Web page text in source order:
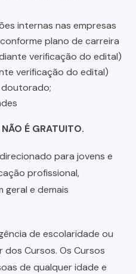
internas nas empresas
plano de carreira
verificação do edital)
verificação do edital)
NÃO É GRATUITO.
para jovens e
profissional,
geral e demais
de escolaridade ou
Cursos. Os Cursos
de qualquer idade e